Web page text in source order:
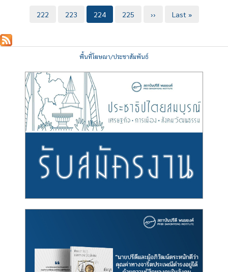
หน้า
Page
222 Page
223
Current
224 Page
225
Next
››
Last
Last »
พื้นที่โฆษณา/ประชาสัมพันธ์